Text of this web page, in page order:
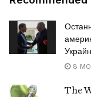
8
The